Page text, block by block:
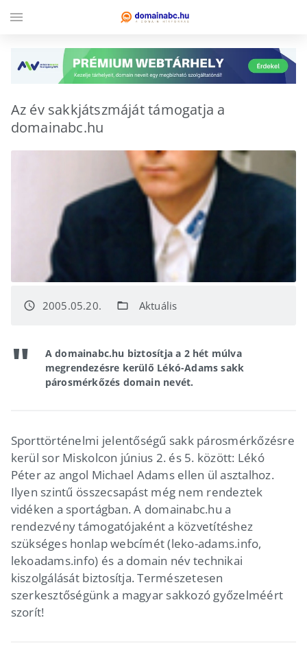
Az év sakkjátszmáját támogatja a
domainabc.hu
access_time 2005.05.20. folder_open Aktuális
A domainabc.hu biztosítja a 2 hét múlva
megrendezésre kerülő Lékó-Adams sakk
párosmérkőzés domain nevét.
Sporttörténelmi jelentőségű sakk párosmérkőzésre
kerül sor Miskolcon június 2. és 5. között: Lékó
Péter az angol Michael Adams ellen ül asztalhoz.
Ilyen szintű összecsapást még nem rendeztek
vidéken a sportágban. A domainabc.hu a
rendezvény támogatójaként a közvetítéshez
szükséges honlap webcímét (leko-adams.info,
lekoadams.info) és a domain név technikai
kiszolgálását biztosítja. Természetesen
szerkesztőségünk a magyar sakkozó győzelméért
szorít!
menu